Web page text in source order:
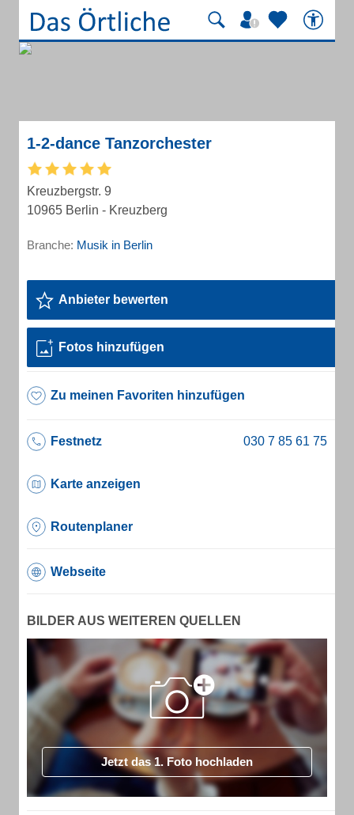
1-2-dance Tanzorchester
Kreuzbergstr. 9
10965 Berlin - Kreuzberg
Branche: Musik in Berlin
Anbieter bewerten
Fotos hinzufügen
Zu meinen Favoriten hinzufügen
Festnetz
Karte anzeigen
Routenplaner
Webseite
BILDER AUS WEITEREN QUELLEN
Jetzt das 1. Foto hochladen